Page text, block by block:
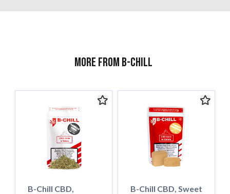
More from B-Chill
B-Chill CBD,
B-Chill CBD, Sweet